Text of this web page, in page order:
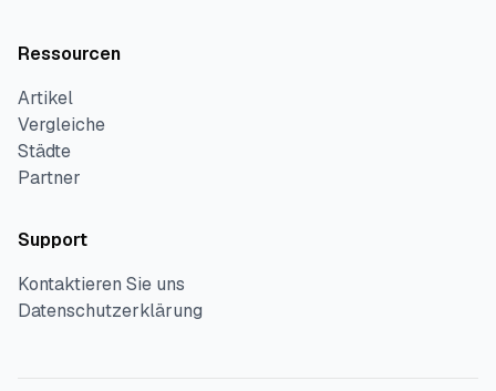
Ressourcen
Artikel
Vergleiche
Städte
Partner
Support
Kontaktieren Sie uns
Datenschutzerklärung